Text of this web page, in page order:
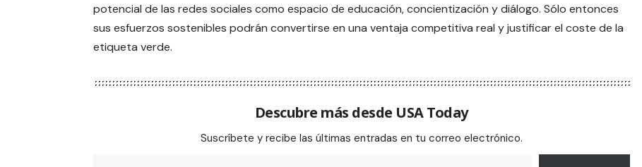
potencial de las redes sociales como espacio de educación, concientización y diálogo. Sólo entonces
sus esfuerzos sostenibles podrán convertirse en una ventaja competitiva real y justificar el coste de la
etiqueta verde.
Descubre más desde USA Today
Suscríbete y recibe las últimas entradas en tu correo electrónico.